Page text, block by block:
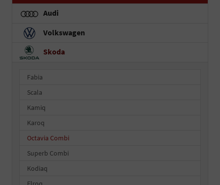
Audi
Volkswagen
Skoda
Fabia
Scala
Kamiq
Karoq
Octavia Combi
Superb Combi
Kodiaq